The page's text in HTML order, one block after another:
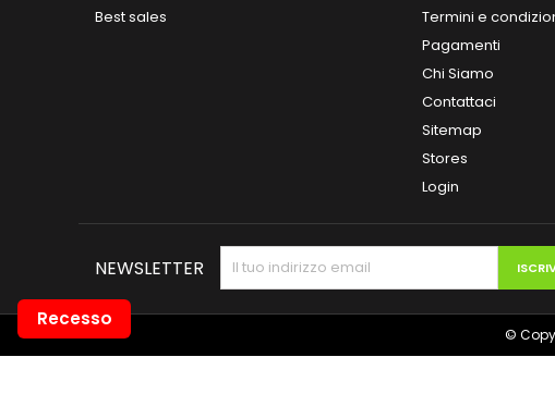
Best sales
Termini e
Pagamenti
Chi Siamo
Contattaci
Sitemap
Stores
Login
NEWSLETTER
©
Recesso